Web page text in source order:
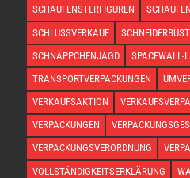
SCHAUFENSTERFIGUREN
SCHLUSSVERKAUF
SCHNÄPPCHENJAGD
SPACEWALL-
TRANSPORTVERPACKUNGEN
VERKAUFSAKTION
VERPACKUNGEN
VERPACKUNGSVERORDNUNG
VOLLSTÄNDIGKEITSERKLÄRUNG